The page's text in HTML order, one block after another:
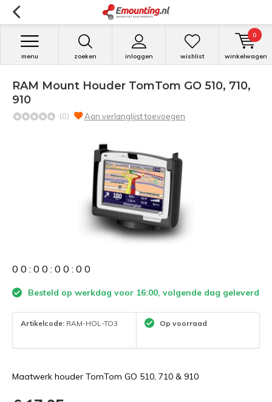
zoeken inloggen
menu wishlist winkelwagen
0
RAM Mount Houder TomTom GO 510, 710,
910
(0) Aan verlanglijst toevoegen
0 0 : 0 0 : 0 0 : 0 0
Besteld op werkdag voor 16:00, volgende dag geleverd
Artikelcode: RAM-HOL-TO3 Op voorraad
Maatwerk houder TomTom GO 510, 710 & 910